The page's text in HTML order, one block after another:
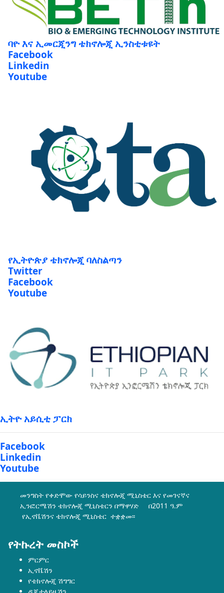
ባዮ እና ኢመርጂንግ ቴክኖሎጂ ኢንስቲቱዩት
Facebook
Linkedin
Youtube
የኢትዮጵያ ቴክኖሎጂ ባለስልጣን
Twitter
Facebook
Youtube
ኢትዮ አይሲቲ ፓርክ
Facebook
Linkedin
Youtube
መንግስት የቀድሞው የሳይንስና ቴክኖሎጂ ሚኒስቴር እና የመገናኛና
ኢንፎርሜሽን ቴክኖሎጂ ሚኒስቴርን በማዋሃድ በ2011 ዓ.ም
የኢኖቬሽንና ቴክኖሎጂ ሚኒስቴር ተቋቋመ፡፡
የትኩረት መስኮች
ምርምር
ኢኖቬሽን
የቴክኖሎጂ ሽግግር